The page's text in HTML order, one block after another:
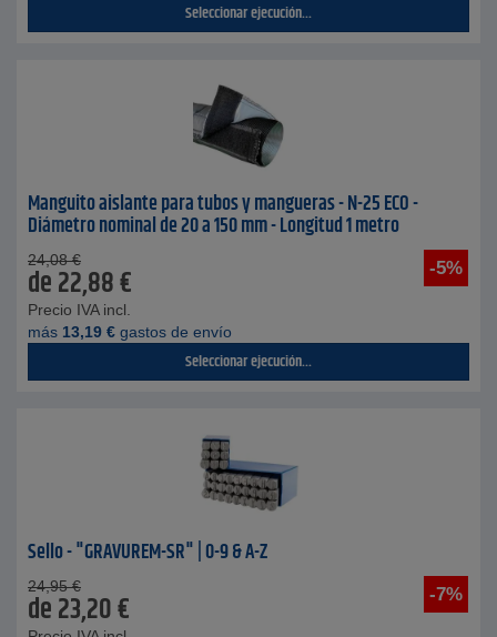
Seleccionar ejecución...
Manguito aislante para tubos y mangueras - N-25 ECO -
Diámetro nominal de 20 a 150 mm - Longitud 1 metro
-5%
24,08 €
de22,88€
Precio IVA incl.
más 13,19 € gastos de envío
Seleccionar ejecución...
Sello - "GRAVUREM-SR" | 0-9 & A-Z
-7%
24,95 €
de23,20€